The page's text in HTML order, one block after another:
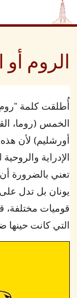
الروم أو
أُطلقت كلمة
الخمس (روما،
أورشليم) لأن
الإدراية
تعني بالضرورة
يونان بل تدل على
قوميات مختلفة،
التي كانت حينها